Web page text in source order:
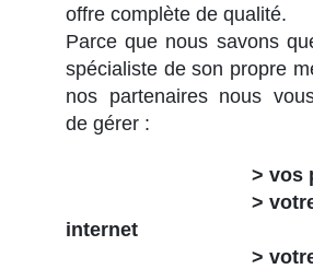
offre complète de qualité.
Parce que nous savons
spécialiste de son propre
nos partenaires nous
de gérer :
> vos
> votre
internet
>